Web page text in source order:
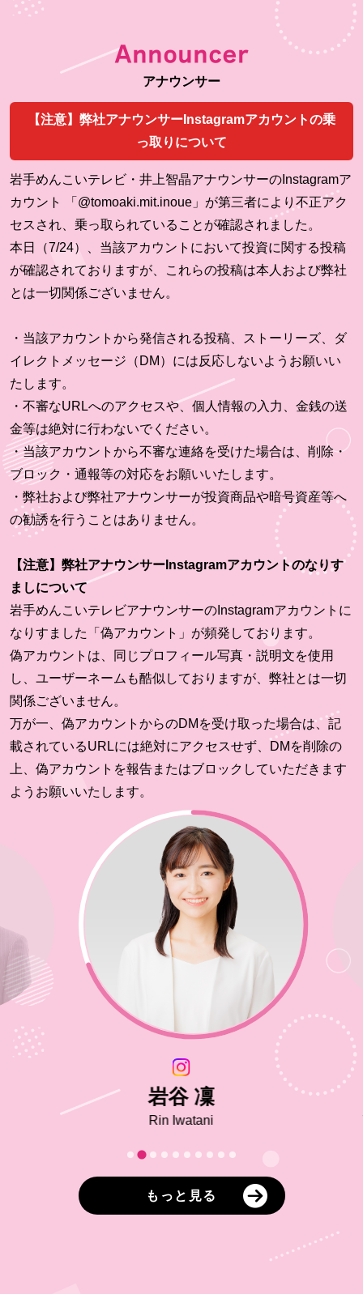
Announcer
アナウンサー
【注意】弊社アナウンサーInstagramアカウントの乗
っ取りについて
岩手めんこいテレビ・井上智晶アナウンサーのInstagramア
カウント 「@tomoaki.mit.inoue」が第三者により不正アク
セスされ、乗っ取られていることが確認されました。
本日（7/24）、当該アカウントにおいて投資に関する投稿
が確認されておりますが、これらの投稿は本人および弊社
とは一切関係ございません。
・当該アカウントから発信される投稿、ストーリーズ、ダ
イレクトメッセージ（DM）には反応しないようお願いい
たします。
・不審なURLへのアクセスや、個人情報の入力、金銭の送
金等は絶対に行わないでください。
・当該アカウントから不審な連絡を受けた場合は、削除・
ブロック・通報等の対応をお願いいたします。
・弊社および弊社アナウンサーが投資商品や暗号資産等へ
の勧誘を行うことはありません。
【注意】弊社アナウンサーInstagramアカウントのなりす
ましについて
岩手めんこいテレビアナウンサーのInstagramアカウントに
なりすました「偽アカウント」が頻発しております。
偽アカウントは、同じプロフィール写真・説明文を使用
し、ユーザーネームも酷似しておりますが、弊社とは一切
関係ございません。
万が一、偽アカウントからのDMを受け取った場合は、記
載されているURLには絶対にアクセスせず、DMを削除の
上、偽アカウントを報告またはブロックしていただきます
ようお願いいたします。
岩谷 凜
Rin Iwatani
もっと見る